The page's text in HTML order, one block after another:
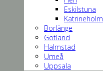
Eskilstuna
Katrineholm
Borlänge
Gotland
Halmstad
Umeå
Uppsala